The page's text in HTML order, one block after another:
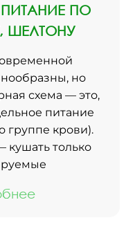
ПО
ШЕЛТОНУ
но
схема — это,
питание
группе крови).
кушать только